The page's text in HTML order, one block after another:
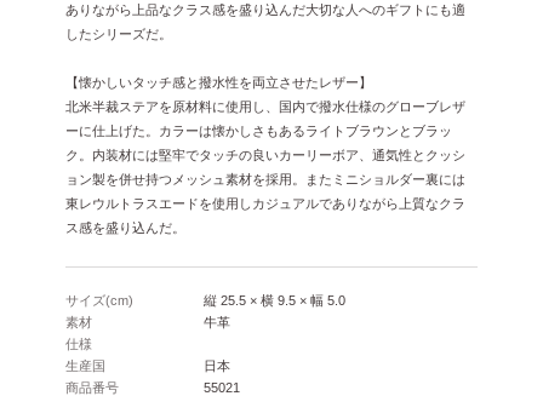
ありながら上品なクラス感を盛り込んだ大切な人へのギフトにも適
したシリーズだ。
【懐かしいタッチ感と撥水性を両立させたレザー】
北米半裁ステアを原材料に使用し、国内で撥水仕様のグローブレザ
ーに仕上げた。カラーは懐かしさもあるライトブラウンとブラッ
ク。内装材には堅牢でタッチの良いカーリーボア、通気性とクッシ
ョン製を併せ持つメッシュ素材を採用。またミニショルダー裏には
東レウルトラスエードを使用しカジュアルでありながら上質なクラ
ス感を盛り込んだ。
サイズ(cm)
縦 25.5 × 横 9.5 × 幅 5.0
素材
牛革
仕様
生産国
日本
商品番号
55021